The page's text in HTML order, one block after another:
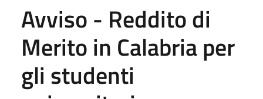
Avviso - Reddito di
Merito in Calabria per
gli studenti